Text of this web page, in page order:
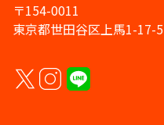
〒154-0011
東京都世田谷区上馬1-17-5